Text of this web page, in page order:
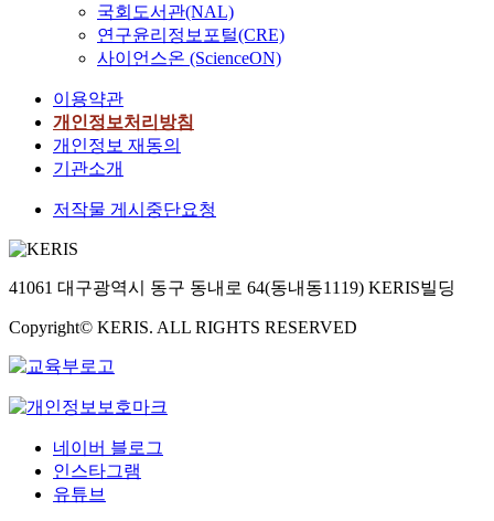
국회도서관(NAL)
연구윤리정보포털(CRE)
사이언스온 (ScienceON)
이용약관
개인정보처리방침
개인정보 재동의
기관소개
저작물 게시중단요청
41061 대구광역시 동구 동내로 64(동내동1119) KERIS빌딩
Copyright© KERIS. ALL RIGHTS RESERVED
네이버 블로그
인스타그램
유튜브